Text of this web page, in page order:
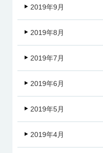
2019年9月
2019年8月
2019年7月
2019年6月
2019年5月
2019年4月